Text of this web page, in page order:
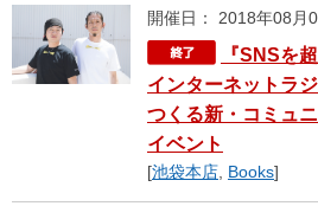
開催日： 2018年08月
『SNSを
インターネットラ
つくる新・コミュ
イベント
[池袋本店 Books]